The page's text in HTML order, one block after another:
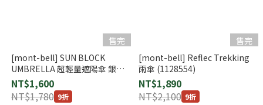
售完
[mont-bell] SUN BLOCK
UMBRELLA 超輕量遮陽傘 銀灰
(1128560)
NT$1,600
NT$1,780 9折
售完
[mont-bell] Reflec Trekking
雨傘 (1128554)
NT$1,890
NT$2,100 9折